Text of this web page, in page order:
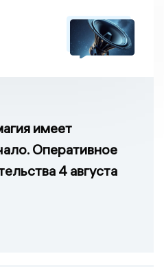
имеет
Оперативное
4 августа